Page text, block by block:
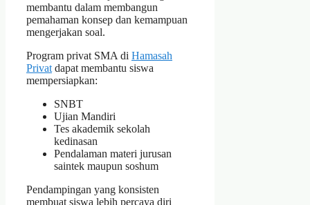
membantu dalam membangun
pemahaman konsep dan kemampuan
mengerjakan soal.
Program privat SMA di Hamasah
Privat dapat membantu siswa
mempersiapkan:
SNBT
Ujian Mandiri
Tes akademik sekolah
kedinasan
Pendalaman materi jurusan
saintek maupun soshum
Pendampingan yang konsisten
membuat siswa lebih percaya diri